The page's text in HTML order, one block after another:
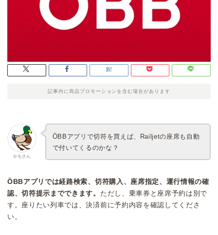
記事内に商品プロモーションを含む場合があります
かもさん
ÖBBアプリで切符を買えば、Railjetの座席も自動
で付いてくるのかな？
ÖBBアプリでは経路検索、切符購入、座席指定、運行情報の確
認、切符提示までできます。 ただし、乗車券と座席予約は別で
す。座りたい列車では、決済前に予約内容を確認してくださ
い。